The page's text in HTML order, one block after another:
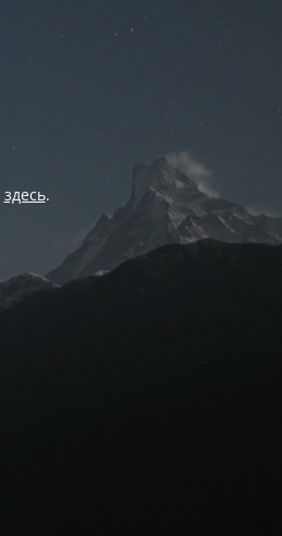
здесь.